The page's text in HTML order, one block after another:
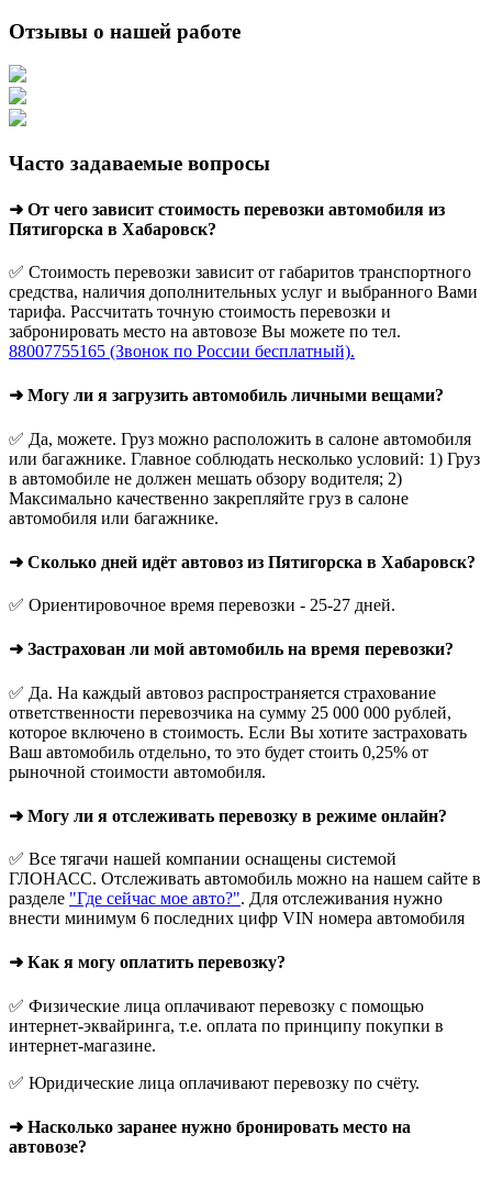
Отзывы о нашей работе
Часто задаваемые вопросы
➜ От чего зависит стоимость перевозки автомобиля из
Пятигорска в Хабаровск?
✅ Стоимость перевозки зависит от габаритов транспортного
средства, наличия дополнительных услуг и выбранного Вами
тарифа. Рассчитать точную стоимость перевозки и
забронировать место на автовозе Вы можете по тел.
88007755165 (Звонок по России бесплатный).
➜ Могу ли я загрузить автомобиль личными вещами?
✅ Да, можете. Груз можно расположить в салоне автомобиля
или багажнике. Главное соблюдать несколько условий: 1) Груз
в автомобиле не должен мешать обзору водителя; 2)
Максимально качественно закрепляйте груз в салоне
автомобиля или багажнике.
➜ Сколько дней идёт автовоз из Пятигорска в Хабаровск?
✅ Ориентировочное время перевозки - 25-27 дней.
➜ Застрахован ли мой автомобиль на время перевозки?
✅ Да. На каждый автовоз распространяется страхование
ответственности перевозчика на сумму 25 000 000 рублей,
которое включено в стоимость. Если Вы хотите застраховать
Ваш автомобиль отдельно, то это будет стоить 0,25% от
рыночной стоимости автомобиля.
➜ Могу ли я отслеживать перевозку в режиме онлайн?
✅ Все тягачи нашей компании оснащены системой
ГЛОНАСС. Отслеживать автомобиль можно на нашем сайте в
разделе "Где сейчас мое авто?". Для отслеживания нужно
внести минимум 6 последних цифр VIN номера автомобиля
➜ Как я могу оплатить перевозку?
✅ Физические лица оплачивают перевозку с помощью
интернет-эквайринга, т.е. оплата по принципу покупки в
интернет-магазине.
✅ Юридические лица оплачивают перевозку по счёту.
➜ Насколько заранее нужно бронировать место на
автовозе?